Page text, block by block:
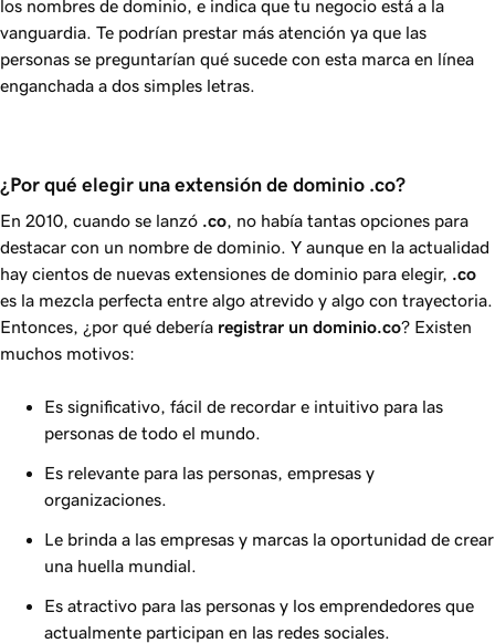
los nombres de dominio, e indica que tu negocio está a la
vanguardia. Te podrían prestar más atención ya que las
personas se preguntarían qué sucede con esta marca en línea
enganchada a dos simples letras.
¿Por qué elegir una extensión de dominio .co?
En 2010, cuando se lanzó .co , no había tantas opciones para
destacar con un nombre de dominio. Y aunque en la actualidad
hay cientos de nuevas extensiones de dominio para elegir, .co
es la mezcla perfecta entre algo atrevido y algo con trayectoria.
Entonces, ¿por qué debería registrar un dominio.co? Existen
muchos motivos:
Es significativo, fácil de recordar e intuitivo para las
personas de todo el mundo.
Es relevante para las personas, empresas y
organizaciones.
Le brinda a las empresas y marcas la oportunidad de crear
una huella mundial.
Es atractivo para las personas y los emprendedores que
actualmente participan en las redes sociales.